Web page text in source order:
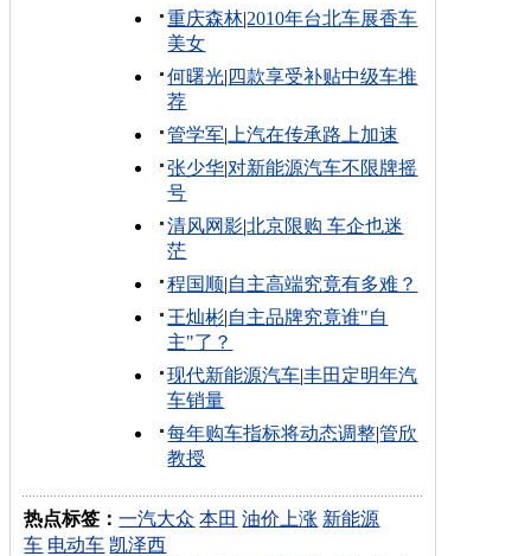
重庆森林|2010年台北车展香车
美女
何曙光| 四款享受补贴中级车推
荐
管学军| 上汽在传承路上加速
张少华|对新能源汽车不限牌摇
号
清风网影|北京限购 车企也迷
茫
程国顺|自主高端究竟有多难？
王灿彬|自主品牌究竟谁"自
主"了？
现代新能源汽车|丰田定明年汽
车销量
每年购车指标将动态调整|管欣
教授
热点标签：一汽大众 本田 油价上涨 新能源
车 电动车 凯泽西